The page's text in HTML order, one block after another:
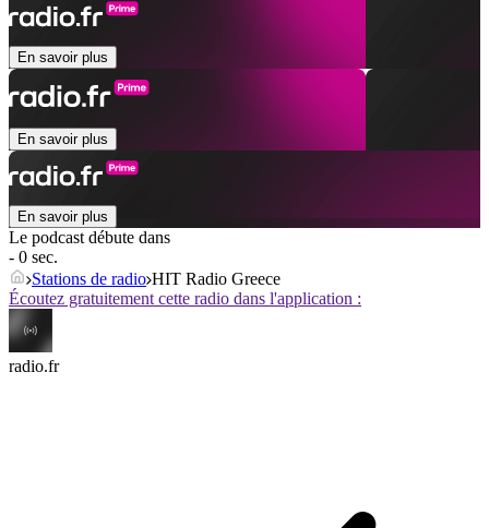
En savoir plus
En savoir plus
En savoir plus
Le podcast débute dans
- 0 sec.
Stations de radio HIT Radio Greece
Écoutez gratuitement cette radio dans l'application :
radio.fr